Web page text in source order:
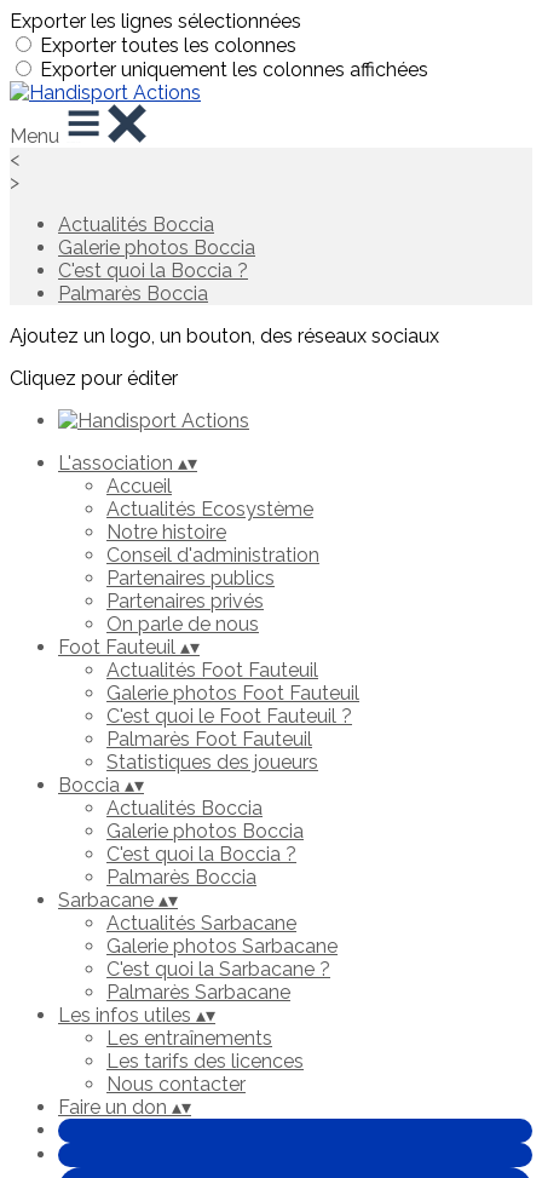
Exporter les lignes sélectionnées
Exporter toutes les colonnes
Exporter uniquement les colonnes affichées
Menu
<
>
Actualités Boccia
Galerie photos Boccia
C'est quoi la Boccia ?
Palmarès Boccia
Ajoutez un logo, un bouton, des réseaux sociaux
Cliquez pour éditer
L'association ▴▾
Accueil
Actualités Ecosystème
Notre histoire
Conseil d'administration
Partenaires publics
Partenaires privés
On parle de nous
Foot Fauteuil ▴▾
Actualités Foot Fauteuil
Galerie photos Foot Fauteuil
C'est quoi le Foot Fauteuil ?
Palmarès Foot Fauteuil
Statistiques des joueurs
Boccia ▴▾
Actualités Boccia
Galerie photos Boccia
C'est quoi la Boccia ?
Palmarès Boccia
Sarbacane ▴▾
Actualités Sarbacane
Galerie photos Sarbacane
C'est quoi la Sarbacane ?
Palmarès Sarbacane
Les infos utiles ▴▾
Les entraînements
Les tarifs des licences
Nous contacter
Faire un don ▴▾